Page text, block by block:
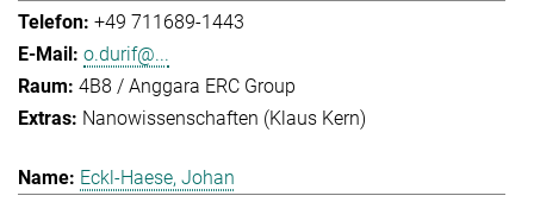
+49 711689-1443
o.durif@...
4B8 / Anggara ERC Group
Nanowissenschaften (Klaus Kern)
Eckl-Haese, Johan